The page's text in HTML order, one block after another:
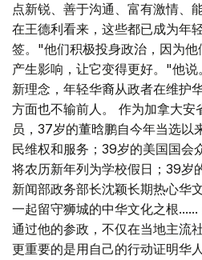
点新锐、善于沟通、富有激情、
在王德利看来，这些都已成为年
签。"他们积极投身政治，因为
产生影响，让它变得更好。"他
新理念，年轻华裔从政者在维护
方面也不输前人。 作为加拿大安
员，37岁的董晗鹏自今年当选以
民维权和服务；39岁的美国国会
将农历新年列为学校假日；39岁
新闻部政务部长沈颖长期热心华
一起留守狮城的中华文化之根
通过他的参政，不仅在当地主流
更重要的是用自己的行动证明华